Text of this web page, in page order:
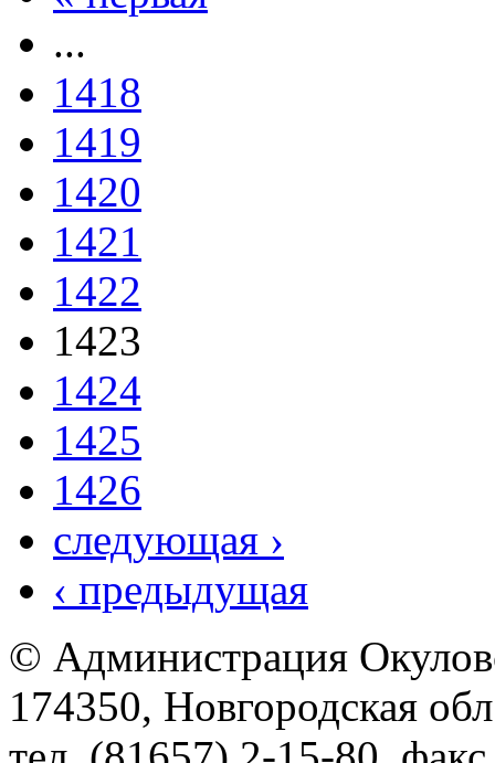
...
1418
1419
1420
1421
1422
1423
1424
1425
1426
следующая ›
‹ предыдущая
© Администрация
174350, Новгородская